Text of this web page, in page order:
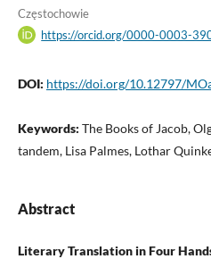
Częstochowie
https://orcid.org/0000-0003-
DOI: https://doi.org/10.12797/
Keywords: The Books of Jacob,
tandem, Lisa Palmes, Lothar
Abstract
Literary Translation in Four